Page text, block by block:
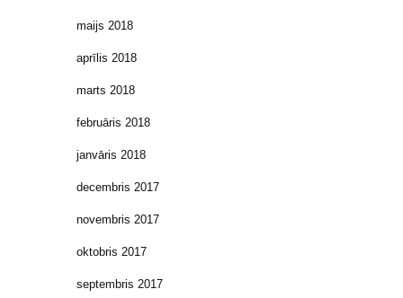
maijs 2018
aprīlis 2018
marts 2018
februāris 2018
janvāris 2018
decembris 2017
novembris 2017
oktobris 2017
septembris 2017